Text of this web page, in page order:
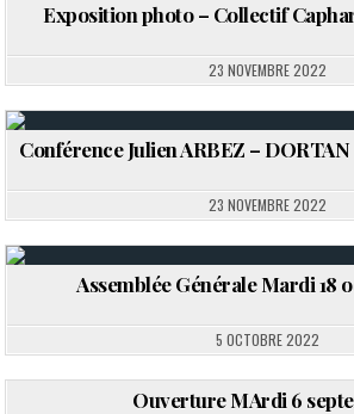
Posted in
Exposition photo – Collectif
23 NOVEMBRE 2022
Conférence Julien ARBEZ –
23 NOVEMBRE 2022
Assemblée Générale Mardi 18
5 OCTOBRE 2022
Ouverture MArdi 6